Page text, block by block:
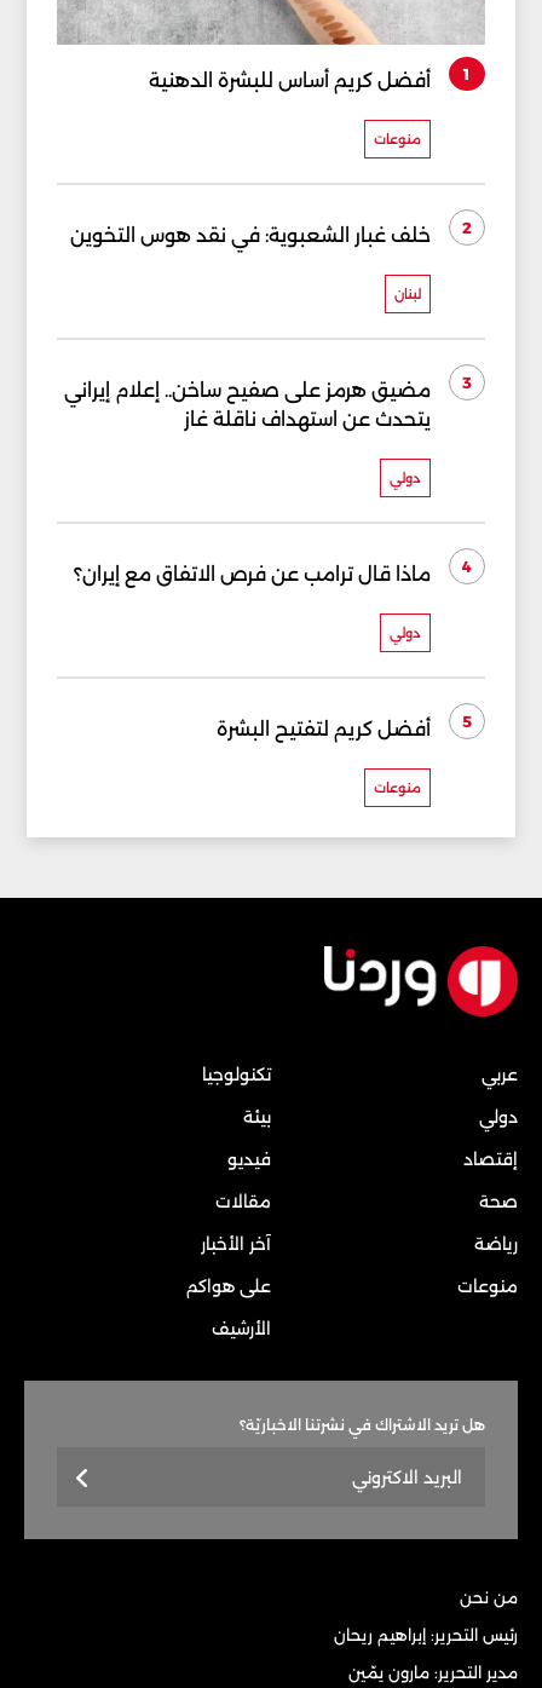
1 أفضل كريم أساس للبشرة الدهنية
منوعات
2 خلف غبار الشعبوية: في نقد هوس التخوين
لبنان
3
مضيق هرمز على صفيح ساخن.. إعلام إيراني
يتحدث عن استهداف ناقلة غاز
دولي
4 ماذا قال ترامب عن فرص الاتفاق مع إيران؟
دولي
5 أفضل كريم لتفتيح البشرة
منوعات
عربي
دولي
إقتصاد
صحة
رياضة
منوعات
تكنولوجيا
بيئة
فيديو
مقالات
آخر الأخبار
على هواكم
الأرشيف
هل تريد الاشتراك في نشرتنا الاخباريّة؟
من نحن
رئيس التحرير: إبراهيم ريحان
مدير التحرير: مارون يمّين